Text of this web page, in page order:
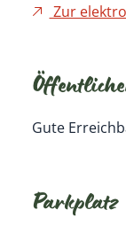
Zur
Gute
Parkplatz